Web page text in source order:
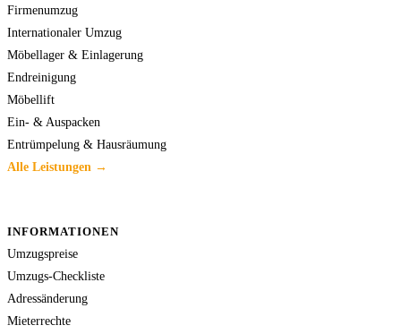
Firmenumzug
Internationaler Umzug
Möbellager & Einlagerung
Endreinigung
Möbellift
Ein- & Auspacken
Entrümpelung & Hausräumung
Alle Leistungen →
INFORMATIONEN
Umzugspreise
Umzugs-Checkliste
Adressänderung
Mieterrechte